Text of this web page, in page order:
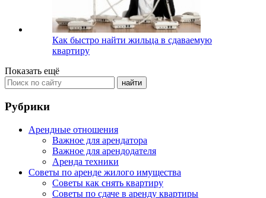
Как быстро найти жильца в сдаваемую
квартиру
Показать ещё
Рубрики
Арендные отношения
Важное для арендатора
Важное для арендодателя
Аренда техники
Советы по аренде жилого имущества
Советы как снять квартиру
Советы по сдаче в аренду квартиры